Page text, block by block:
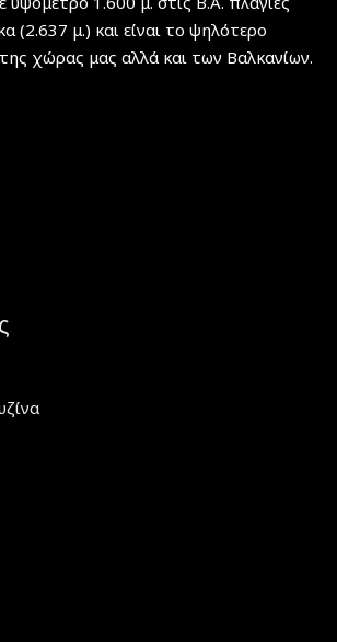
(2.637 μ.) και είναι το ψηλότερο
χώρας μας αλλά και των Βαλκανίων.